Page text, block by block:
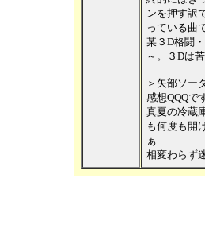
ンを押す訳
っている曲
某３D格闘
～。３Dは
＞矢部ソー
感想QQQで
真夏の冷蔵
も何度も開
ぁ
相変わらず